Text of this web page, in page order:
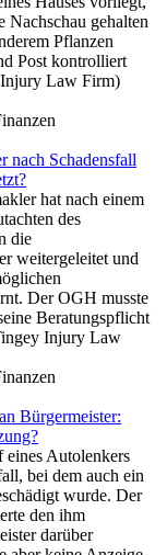
Nachschau gehalten
Pflanzen
Post kontrolliert
Law Firm)
nach Schadensfall
hat nach einem
des
die
weitergeleitet und
Der OGH musste
Beratungspflicht
Injury Law
Bürgermeister:
eines Autolenkers
bei dem auch ein
wurde. Der
den ihm
darüber